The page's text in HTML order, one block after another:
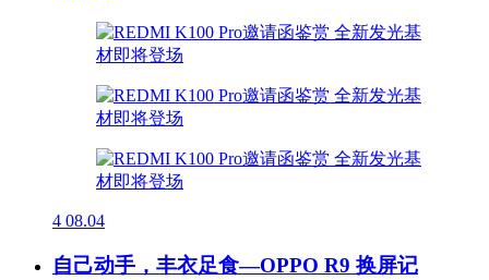
4 08.04
自己动手，丰衣足食—OPPO R9 换屏记